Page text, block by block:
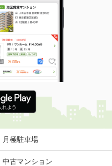
月極駐車場
中古マンション